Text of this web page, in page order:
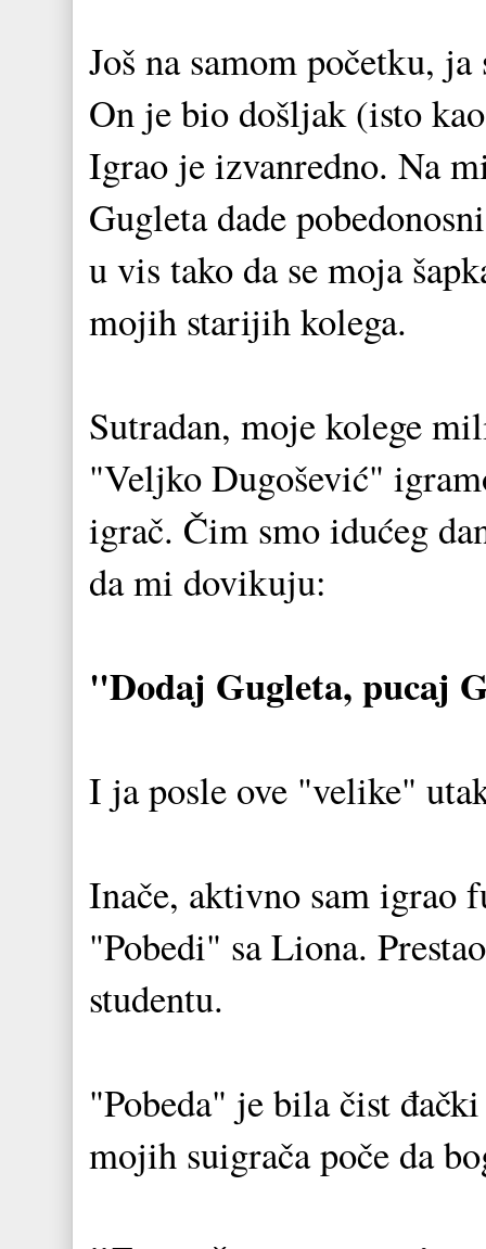
Još na samom početku,
On je bio došljak (isto
Igrao je izvanredno. Na
Gugleta dade
u vis tako da se moja
mojih starijih kolega.
Sutradan, moje kolege
"Veljko Dugošević"
igrač. Čim smo idućeg
da mi dovikuju:
"Dodaj Gugleta, pucaj
I ja posle ove "velike"
Inače, aktivno sam igrao
"Pobedi" sa Liona.
studentu.
"Pobeda" je bila čist
mojih suigrača poče da